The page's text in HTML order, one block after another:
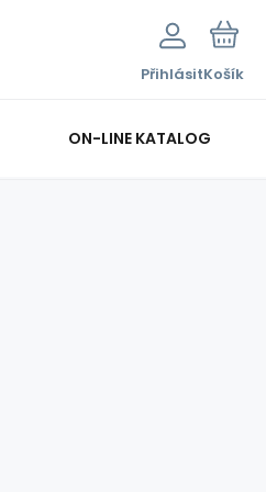
PřihlásitKošík
ON-LINE KATALOG